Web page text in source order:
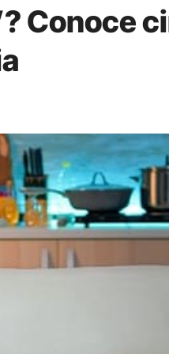
Conoce